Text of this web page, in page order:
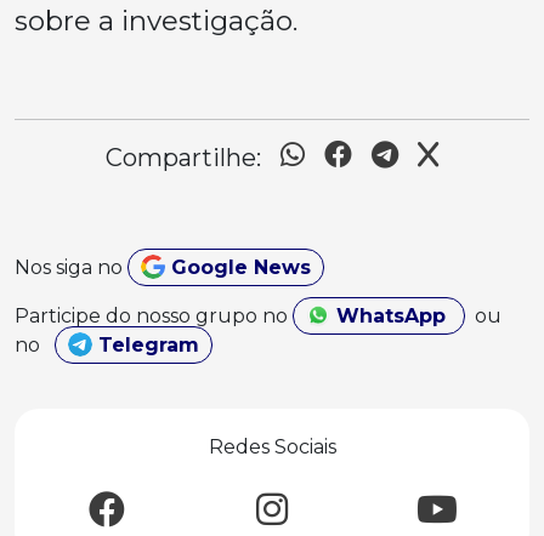
sobre a investigação.
Compartilhe:
Nos siga no Google News
Participe do nosso grupo no WhatsApp
ou
no
Telegram
Redes Sociais